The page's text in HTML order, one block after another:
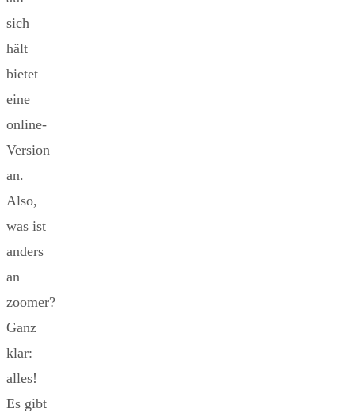
sich
hält
bietet
eine
online-
Version
an.
Also,
was ist
anders
an
zoomer?
Ganz
klar:
alles!
Es gibt